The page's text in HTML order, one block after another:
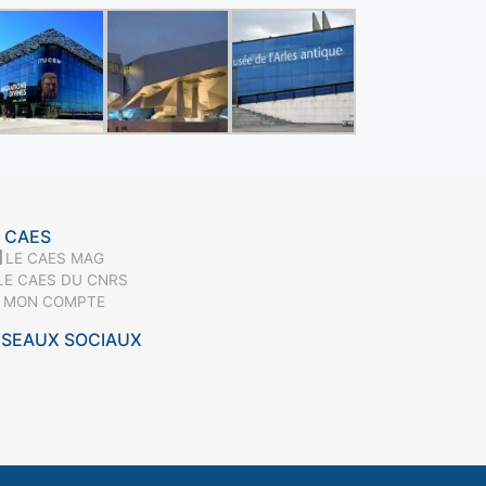
CAES
LE CAES MAG
CAES DU CNRS
COMPTE
SOCIAUX